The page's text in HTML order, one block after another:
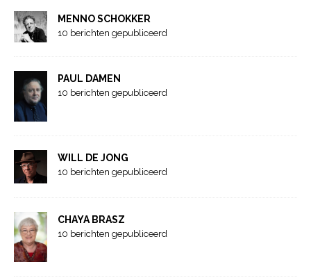
MENNO SCHOKKER
10 berichten gepubliceerd
PAUL DAMEN
10 berichten gepubliceerd
WILL DE JONG
10 berichten gepubliceerd
CHAYA BRASZ
10 berichten gepubliceerd